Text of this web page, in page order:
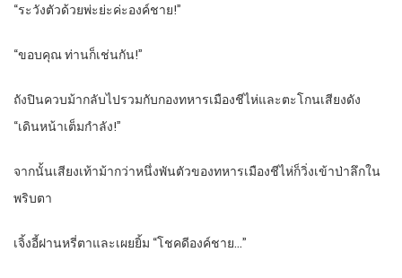
“ระวังตัวด้วยพ่ะย่ะค่ะองค์ชาย!”
“ขอบคุณ ท่านก็เช่นกัน!”
ถังปินควบม้ากลับไปรวมกับกองทหารเมืองชีไห่และตะโกนเสียงดัง
“เดินหน้าเต็มกำลัง!”
จากนั้นเสียงเท้าม้ากว่าหนึ่งพันตัวของทหารเมืองชีไห่ก็วิ่งเข้าป่าลึกใน
พริบตา
เจิ้งอี้ฝานหรี่ตาและเผยยิ้ม “โชคดีองค์ชาย…”